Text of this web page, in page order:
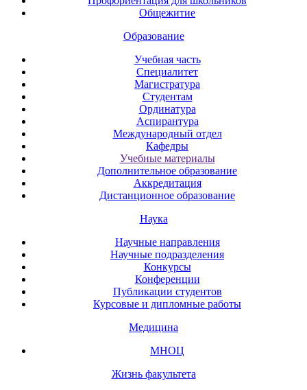
Общежитие
Образование
Учебная часть
Специалитет
Магистратура
Студентам
Ординатура
Аспирантура
Международный отдел
Кафедры
Учебные материалы
Дополнительное образование
Аккредитация
Дистанционное образование
Наука
Научные направления
Научные подразделения
Конкурсы
Конференции
Публикации студентов
Курсовые и дипломные работы
Медицина
МНОЦ
Жизнь факультета